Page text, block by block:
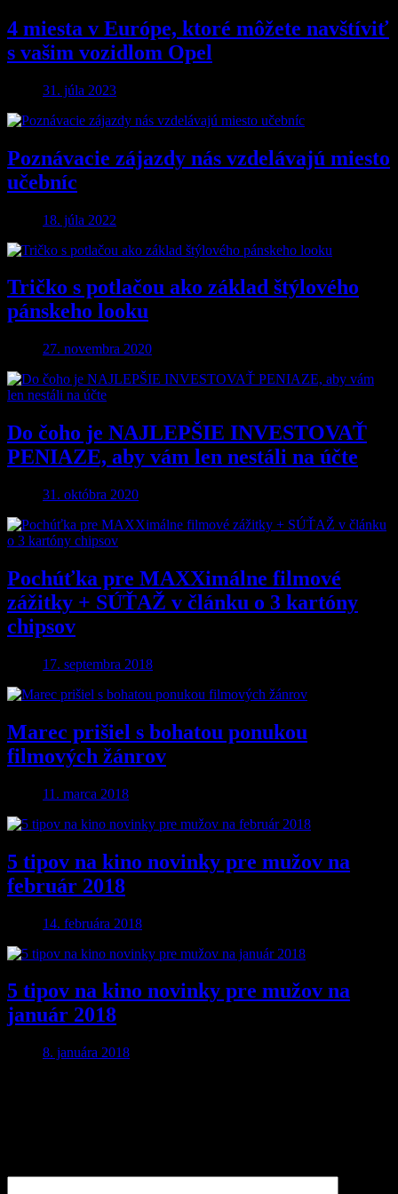
4 miesta v Európe, ktoré môžete navštíviť
s vašim vozidlom Opel
31. júla 2023
Poznávacie zájazdy nás vzdelávajú miesto
učebníc
18. júla 2022
Tričko s potlačou ako základ štýlového
pánskeho looku
27. novembra 2020
Do čoho je NAJLEPŠIE INVESTOVAŤ
PENIAZE, aby vám len nestáli na účte
31. októbra 2020
Pochúťka pre MAXXimálne filmové
zážitky + SÚŤAŽ v článku o 3 kartóny
chipsov
17. septembra 2018
Marec prišiel s bohatou ponukou
filmových žánrov
11. marca 2018
5 tipov na kino novinky pre mužov na
február 2018
14. februára 2018
5 tipov na kino novinky pre mužov na
január 2018
8. januára 2018